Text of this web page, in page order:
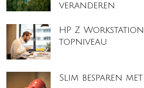
veranderen
HP Z
topniveau
Slim besparen